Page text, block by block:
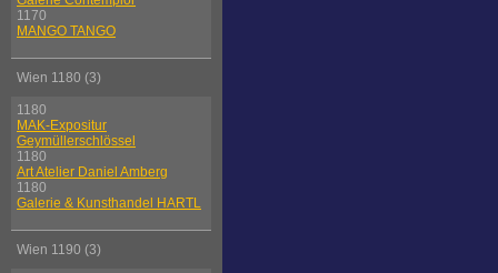
1170
MANGO TANGO
Wien 1180 (3)
1180
MAK-Expositur
Geymüllerschlössel
1180
Art Atelier Daniel Amberg
1180
Galerie & Kunsthandel HARTL
Wien 1190 (3)